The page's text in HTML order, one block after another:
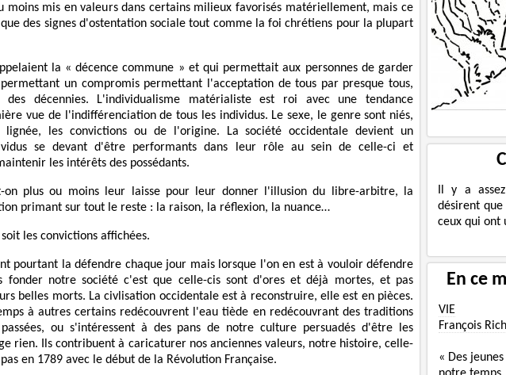
moins mis en valeurs dans certains milieux favorisés matériellement, mais ce
des signes d'ostentation sociale tout comme la foi chrétiens pour la plupart
la « décence commune » et qui permettait aux personnes de garder
un compromis permettant l'acceptation de tous par presque tous,
des décennies. L'individualisme matérialiste est roi avec une tendance
vue de l'indifférenciation de tous les individus. Le sexe, le genre sont niés,
les convictions ou de l'origine. La société occidentale devient un
se devant d'être performants dans leur rôle au sein de celle-ci et
les intérêts des possédants.
on plus ou moins leur laisse pour leur donner l'illusion du libre-arbitre, la
primant sur tout le reste : la raison, la réflexion, la nuance…
les convictions affichées.
pourtant la défendre chaque jour mais lorsque l'on en est à vouloir défendre
fonder notre société c'est que celle-cis sont d'ores et déjà mortes, et pas
belles morts. La civlisation occidentale est à reconstruire, elle est en pièces.
à autres certains redécouvrent l'eau tiède en redécouvrant des traditions
ou s'intéressent à des pans de notre culture persuadés d'être les
rien. Ils contribuent à caricaturer nos anciennes valeurs, notre histoire, celle-
en 1789 avec le début de la Révolution Française.
Il y a
désirent
ceux qui ont
En ce
VIE
François
« Des